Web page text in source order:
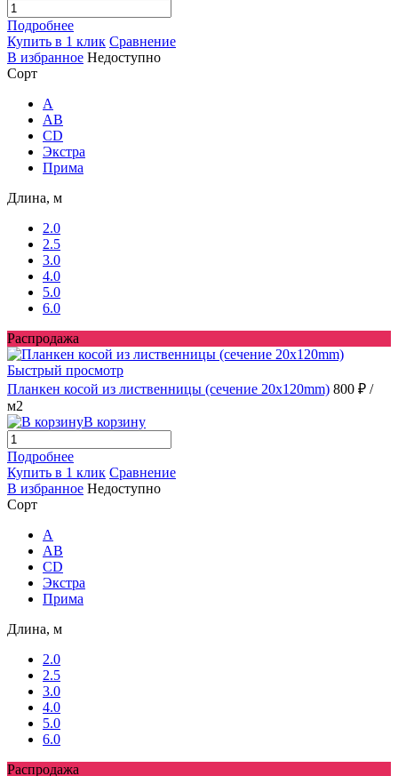
Подробнее
Купить в 1 клик Сравнение
В избранное Недоступно
Сорт
A
AB
CD
Экстра
Прима
Длина, м
2.0
2.5
3.0
4.0
5.0
6.0
Распродажа
Быстрый просмотр
Планкен косой из лиственницы (сечение 20х120mm) 800 ₽ /
м2
В корзину
Подробнее
Купить в 1 клик Сравнение
В избранное Недоступно
Сорт
A
AB
CD
Экстра
Прима
Длина, м
2.0
2.5
3.0
4.0
5.0
6.0
Распродажа